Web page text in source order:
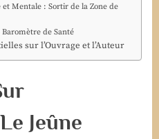
et Mentale : Sortir de la Zone de
de Santé
sur l’Ouvrage et l’Auteur
Jeûne